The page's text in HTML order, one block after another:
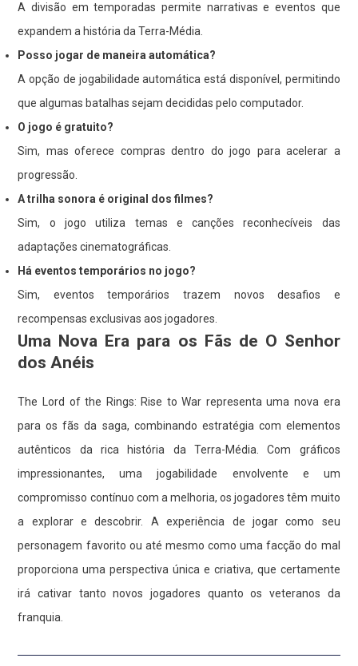
A divisão em temporadas permite narrativas e eventos que
expandem a história da Terra-Média.
Posso jogar de maneira automática?
A opção de jogabilidade automática está disponível, permitindo
que algumas batalhas sejam decididas pelo computador.
O jogo é gratuito?
Sim, mas oferece compras dentro do jogo para acelerar a
progressão.
A trilha sonora é original dos filmes?
Sim, o jogo utiliza temas e canções reconhecíveis das
adaptações cinematográficas.
Há eventos temporários no jogo?
Sim, eventos temporários trazem novos desafios e
recompensas exclusivas aos jogadores.
Uma Nova Era para os Fãs de O Senhor
dos Anéis
The Lord of the Rings: Rise to War representa uma nova era
para os fãs da saga, combinando estratégia com elementos
autênticos da rica história da Terra-Média. Com gráficos
impressionantes, uma jogabilidade envolvente e um
compromisso contínuo com a melhoria, os jogadores têm muito
a explorar e descobrir. A experiência de jogar como seu
personagem favorito ou até mesmo como uma facção do mal
proporciona uma perspectiva única e criativa, que certamente
irá cativar tanto novos jogadores quanto os veteranos da
franquia.